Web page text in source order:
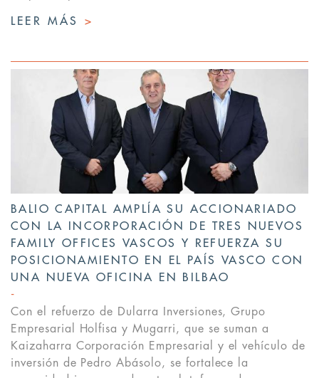
LEER MÁS >
BALIO CAPITAL AMPLÍA SU ACCIONARIADO
CON LA INCORPORACIÓN DE TRES NUEVOS
FAMILY OFFICES VASCOS Y REFUERZA SU
POSICIONAMIENTO EN EL PAÍS VASCO CON
UNA NUEVA OFICINA EN BILBAO
Con el refuerzo de Dularra Inversiones, Grupo
Empresarial Holfisa y Mugarri, que se suman a
Kaizaharra Corporación Empresarial y el vehículo de
inversión de Pedro Abásolo, se fortalece la